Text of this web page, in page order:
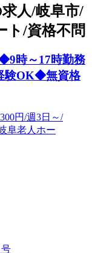
人/岐阜市/
ト/資格不問
時～17時勤務
験OK◆無資格